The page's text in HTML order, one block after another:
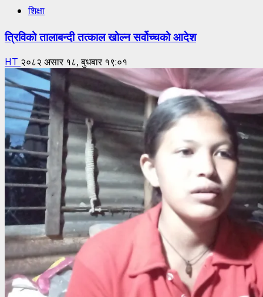
शिक्षा
त्रिविको तालाबन्दी तत्काल खोल्न सर्वोच्चको आदेश
HT २०८२ असार १८, बुधबार १९:०१